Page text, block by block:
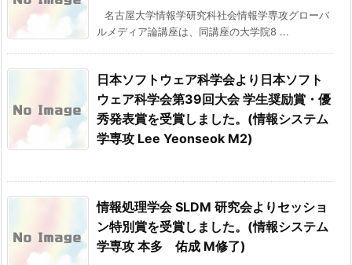
名古屋大学情報学研究科社会情報学専攻グローバ
ルメディア論講座は、同講座の大学院8 ...
日本ソフトウェア科学会より日本ソフト
ウェア科学会第39回大会 学生奨励賞・優
秀発表賞を受賞しました。(情報システム
学専攻 Lee Yeonseok M2)
情報処理学会 SLDM 研究会よりセッショ
ン特別賞を受賞しました。(情報システム
学専攻 本多 佑成 M修了)